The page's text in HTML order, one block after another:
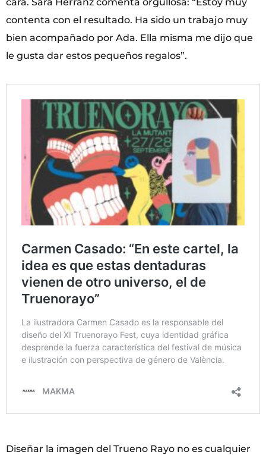
contenta con el resultado. Ha sido un trabajo muy
bien acompañado por Ada. Ella misma me dijo que
le gusta dar estos pequeños regalos”.
Diseñar la imagen del Trueno Rayo no es cualquier